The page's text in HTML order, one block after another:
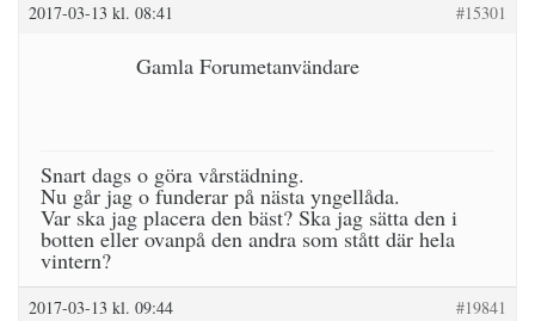
2017-03-13 kl. 08:41 #15301
Gamla Forumetanvändare
Snart dags o göra vårstädning.
Nu går jag o funderar på nästa yngellåda.
Var ska jag placera den bäst? Ska jag sätta den i
botten eller ovanpå den andra som stått där hela
vintern?
2017-03-13 kl. 09:44 #19841